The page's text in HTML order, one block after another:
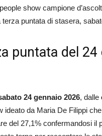
show campione
puntata di stasera,
puntata del
24 gennaio 2026, dalle
da Maria De Filippi
del 27,1% confermandosi il